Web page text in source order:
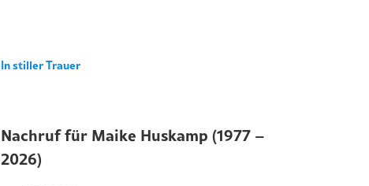
In stiller Trauer
Nachruf für Maike Huskamp (1977 –
2026)